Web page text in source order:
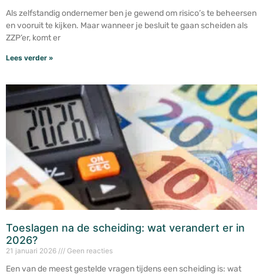
Als zelfstandig ondernemer ben je gewend om risico’s te beheersen
en vooruit te kijken. Maar wanneer je besluit te gaan scheiden als
ZZP’er, komt er
Lees verder »
Toeslagen na de scheiding: wat verandert er in
2026?
21 januari 2026 Geen reacties
Een van de meest gestelde vragen tijdens een scheiding is: wat